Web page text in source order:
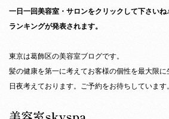
一日一回美容室・サロンをクリックして下さいね♪
ランキングが発表されます。
東京は葛飾区の美容室ブログです。
髪の健康を第一に考えてお客様の個性を最大限
日夜考えております。ご予約をお待ちしています。